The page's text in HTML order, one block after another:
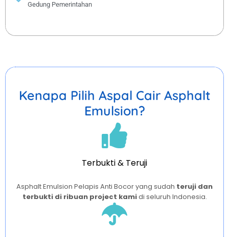
Gedung Pemerintahan
Kenapa Pilih Aspal Cair Asphalt
Emulsion?
Terbukti & Teruji
Asphalt Emulsion Pelapis Anti Bocor yang sudah teruji dan
terbukti di ribuan project kamidi seluruh Indonesia.